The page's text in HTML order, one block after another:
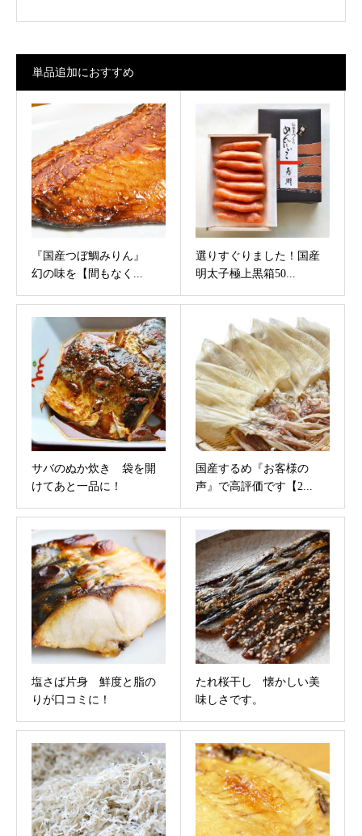
単品追加におすすめ
『国産つぼ鯛みりん』
幻の味を【間もなく...
選りすぐりました！国産
明太子極上黒箱50...
サバのぬか炊き 袋を開
けてあと一品に！
国産するめ『お客様の
声』で高評価です【2...
塩さば片身 鮮度と脂の
りが口コミに！
たれ桜干し 懐かしい美
味しさです。